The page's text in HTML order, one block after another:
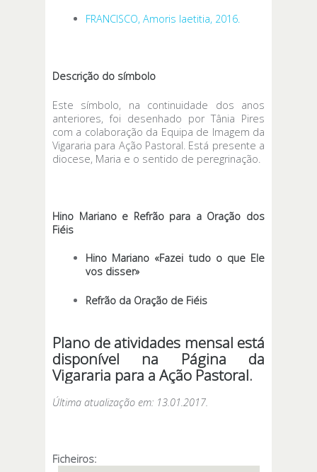
FRANCISCO, Amoris laetitia, 2016.
Descrição do símbolo
Este símbolo, na continuidade dos anos
anteriores, foi desenhado por Tânia Pires
com a colaboração da Equipa de Imagem da
Vigararia para Ação Pastoral. Está presente a
diocese, Maria e o sentido de peregrinação.
Hino Mariano e Refrão para a Oração dos
Fiéis
Hino Mariano «Fazei tudo o que Ele
vos disser»
Refrão da Oração de Fiéis
Plano de atividades mensal está
disponível na Página da
Vigararia para a Ação Pastoral.
Última atualização em: 13.01.2017.
Ficheiros: